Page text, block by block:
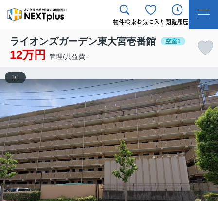
物件検索お気に入り 閲覧履歴
ライオンズガーデン東大宮壱番館 空室1
12万円 管理/共益費 -
1 /1